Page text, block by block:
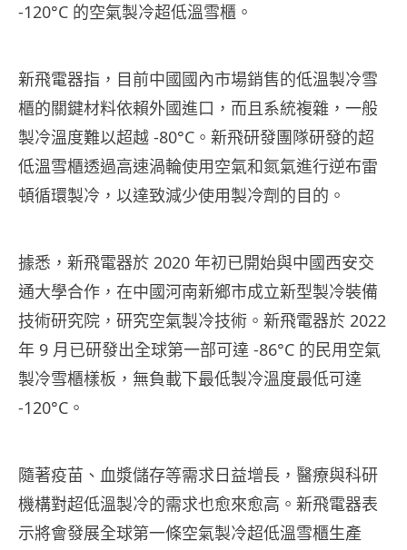
-120°C 的空氣製冷超低溫雪櫃。
新飛電器指，目前中國國內市場銷售的低溫製冷雪
櫃的關鍵材料依賴外國進口，而且系統複雜，一般
製冷溫度難以超越 -80°C。新飛研發團隊研發的超
低溫雪櫃透過高速渦輪使用空氣和氮氣進行逆布雷
頓循環製冷，以達致減少使用製冷劑的目的。
據悉，新飛電器於 2020 年初已開始與中國西安交
通大學合作，在中國河南新鄉市成立新型製冷裝備
技術研究院，研究空氣製冷技術。新飛電器於 2022
年 9 月已研發出全球第一部可達 -86°C 的民用空氣
製冷雪櫃樣板，無負載下最低製冷溫度最低可達
-120°C。
隨著疫苗、血漿儲存等需求日益增長，醫療與科研
機構對超低溫製冷的需求也愈來愈高。新飛電器表
示將會發展全球第一條空氣製冷超低溫雪櫃生產